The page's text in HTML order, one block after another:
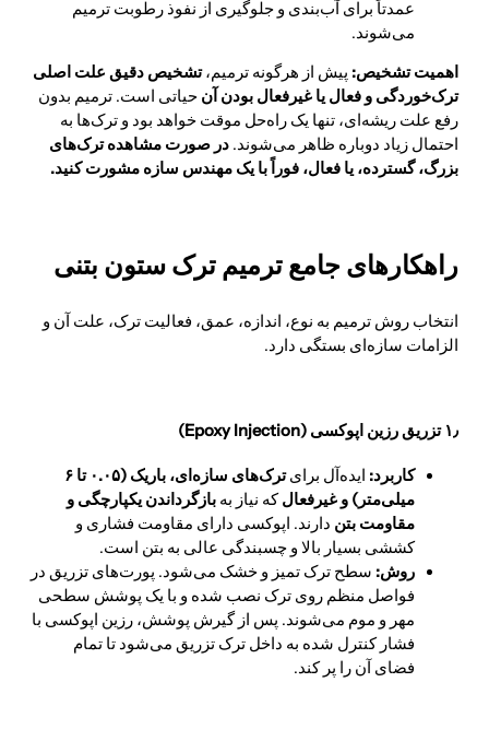
عمدتاً برای آب‌بندی و جلوگیری از نفوذ رطوبت ترمیم
می‌شوند.
اهمیت تشخیص: پیش از هرگونه ترمیم،تشخیص دقیق علت اصلی
ترک‌خوردگی و فعال یا غیرفعال بودن آن حیاتی است. ترمیم بدون
رفع علت ریشه‌ای، تنها یک راه‌حل موقت خواهد بود و ترک‌ها به
احتمال زیاد دوباره ظاهر می‌شوند. در صورت مشاهده ترک‌های
بزرگ، گسترده، یا فعال، فوراً با یک مهندس سازه مشورت کنید.
راهکارهای جامع ترمیم ترک ستون بتنی
انتخاب روش ترمیم به نوع، اندازه، عمق، فعالیت ترک، علت آن و
الزامات سازه‌ای بستگی دارد.
۱٫ تزریق رزین اپوکسی (Epoxy Injection)
کاربرد: ایده‌آل برای
ترک‌های سازه‌ای، باریک (۰.۰۵ تا ۶
میلی‌متر) و غیرفعالکه نیاز به بازگرداندن یکپارچگی و
مقاومت بتن دارند. اپوکسی دارای مقاومت فشاری و
کششی بسیار بالا و چسبندگی عالی به بتن است.
روش: سطح ترک تمیز و خشک می‌شود. پورت‌های تزریق در
فواصل منظم روی ترک نصب شده و با یک پوشش سطحی
مهر و موم می‌شوند. پس از گیرش پوشش، رزین اپوکسی با
فشار کنترل شده به داخل ترک تزریق می‌شود تا تمام
فضای آن را پر کند.